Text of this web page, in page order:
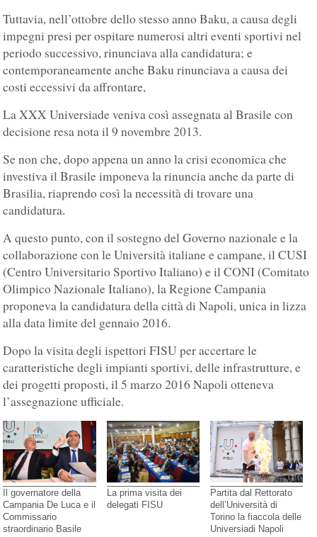
Tuttavia, nell’ottobre dello stesso anno Baku, a causa degli
impegni presi per ospitare numerosi altri eventi sportivi nel
periodo successivo, rinunciava alla candidatura; e
contemporaneamente anche Baku rinunciava a causa dei
costi eccessivi da affrontare,
La XXX Universiade veniva così assegnata al Brasile con
decisione resa nota il 9 novembre 2013.
Se non che, dopo appena un anno la crisi economica che
investiva il Brasile imponeva la rinuncia anche da parte di
Brasilia, riaprendo così la necessità di trovare una
candidatura.
A questo punto, con il sostegno del Governo nazionale e la
collaborazione con le Università italiane e campane, il CUSI
(Centro Universitario Sportivo Italiano) e il CONI (Comitato
Olimpico Nazionale Italiano), la Regione Campania
proponeva la candidatura della città di Napoli, unica in lizza
alla data limite del gennaio 2016.
Dopo la visita degli ispettori FISU per accertare le
caratteristiche degli impianti sportivi, delle infrastrutture, e
dei progetti proposti, il 5 marzo 2016 Napoli otteneva
l’assegnazione ufficiale.
Il governatore della
Campania De Luca e il
Commissario
straordinario Basile
La prima visita dei
delegati FISU
Partita dal Rettorato
dell’Università di
Torino la fiaccola delle
Universiadi Napoli